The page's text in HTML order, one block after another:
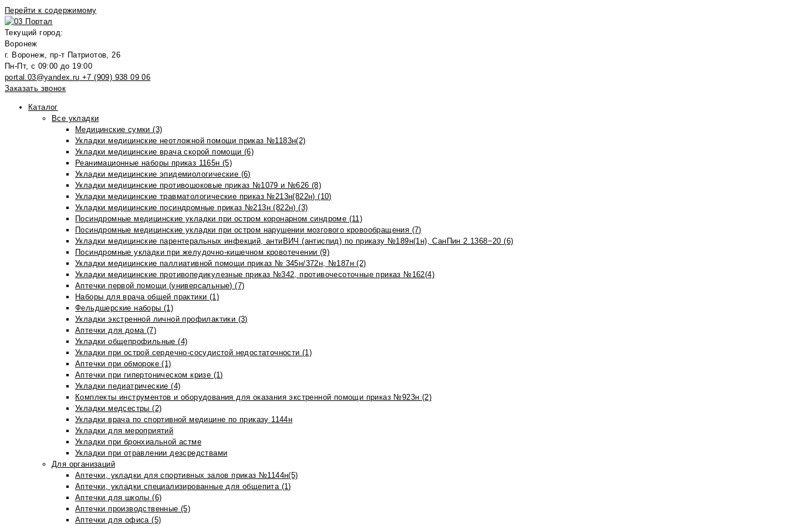
Перейти к содержимому
Текущий город:
Воронеж
г. Воронеж, пр-т Патриотов, 26
Пн-Пт, с 09:00 до 19:00
portal.03@yandex.ru +7 (909) 938 09 06
Заказать звонок
Каталог
Все укладки
Медицинские сумки (3)
Укладки медицинские неотложной помощи приказ №1183н(2)
Укладки медицинские врача скорой помощи (6)
Реанимационные наборы приказ 1165н (5)
Укладки медицинские эпидемиологические (6)
Укладки медицинские противошоковые приказ №1079 и №626 (8)
Укладки медицинские травматологические приказ №213н(822н) (10)
Укладки медицинские посиндромные приказ №213н (822н) (3)
Посиндромные медицинские укладки при остром коронарном синдроме (11)
Посиндромные медицинские укладки при остром нарушении мозгового кровообращения (7)
Укладки медицинские парентеральных инфекций, антиВИЧ (антиспид) по приказу №189н(1н), СанПин 2.1368−20 (6)
Посиндромные укладки при желудочно-кишечном кровотечении (9)
Укладки медицинские паллиативной помощи приказ № 345н/372н, №187н (2)
Укладки медицинские противопедикулезные приказ №342, противочесоточные приказ №162(4)
Аптечки первой помощи (универсальные) (7)
Наборы для врача общей практики (1)
Фельдшерские наборы (1)
Укладки экстренной личной профилактики (3)
Аптечки для дома (7)
Укладки общепрофильные (4)
Укладки при острой сердечно-сосудистой недостаточности (1)
Аптечки при обмороке (1)
Аптечки при гипертоническом кризе (1)
Укладки педиатрические (4)
Комплекты инструментов и оборудования для оказания экстренной помощи приказ №923н (2)
Укладки медсестры (2)
Укладки врача по спортивной медицине по приказу 1144н
Укладки для мероприятий
Укладки при бронхиальной астме
Укладки при отравлении дезсредствами
Для организаций
Аптечки, укладки для спортивных залов приказ №1144н(5)
Аптечки, укладки специализированные для общепита (1)
Аптечки для школы (6)
Аптечки производственные (5)
Аптечки для офиса (5)